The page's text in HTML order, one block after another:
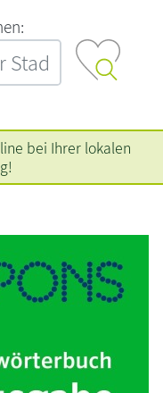
bei Ihrer lokalen